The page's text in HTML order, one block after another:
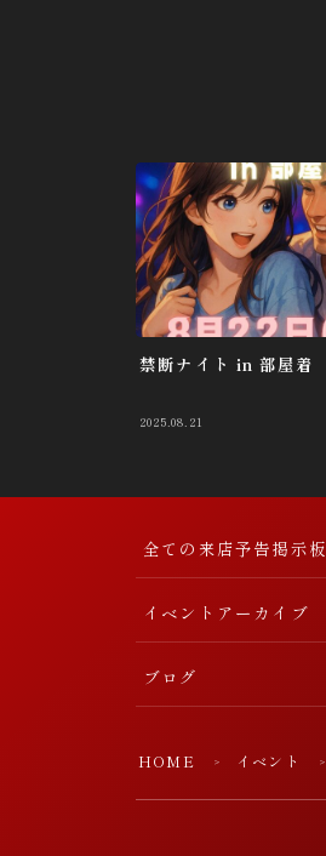
禁断ナイト in 部屋着
2025.08.21
全ての来店予告掲示板
イベントアーカイブ
ブログ
HOME ＞ イベント ＞